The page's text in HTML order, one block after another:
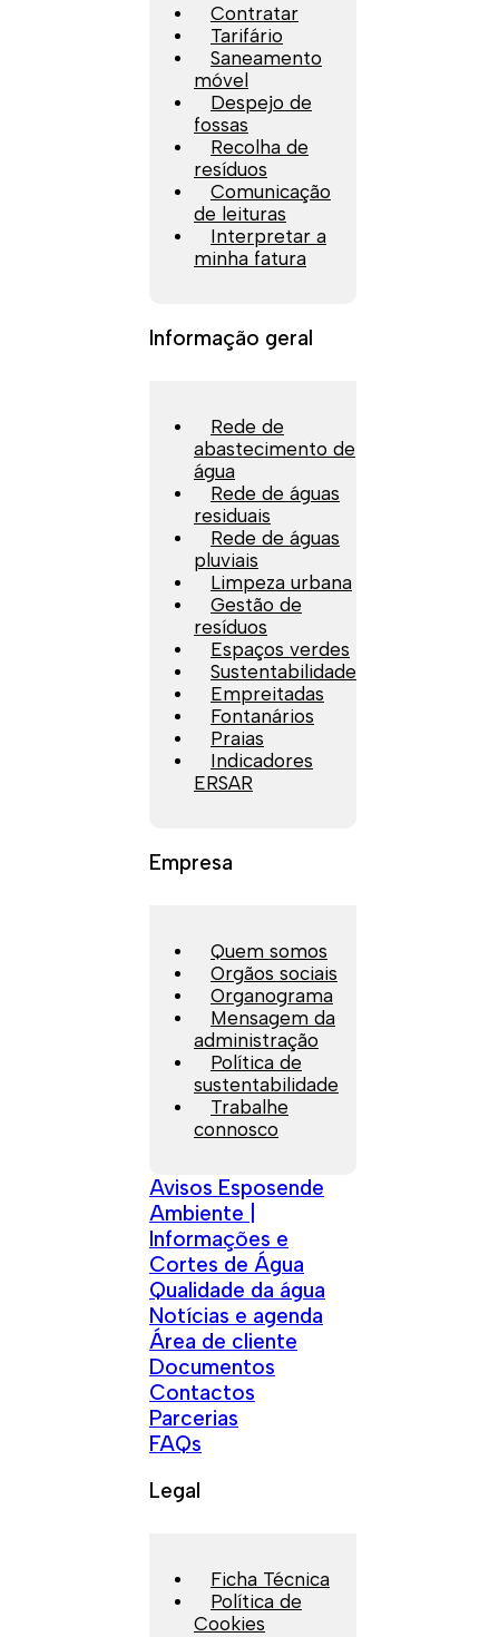
Contratar
Tarifário
Saneamento
móvel
Despejo de
fossas
Recolha de
resíduos
Comunicação
de leituras
Interpretar a
minha fatura
Informação geral
Rede de
abastecimento de
água
Rede de águas
residuais
Rede de águas
pluviais
Limpeza urbana
Gestão de
resíduos
Espaços verdes
Sustentabilidade
Empreitadas
Fontanários
Praias
Indicadores
ERSAR
Empresa
Quem somos
Orgãos sociais
Organograma
Mensagem da
administração
Política de
sustentabilidade
Trabalhe
connosco
Avisos Esposende
Ambiente |
Informações e
Cortes de Água
Qualidade da água
Notícias e agenda
Área de cliente
Documentos
Contactos
Parcerias
FAQs
Legal
Ficha Técnica
Política de
Cookies